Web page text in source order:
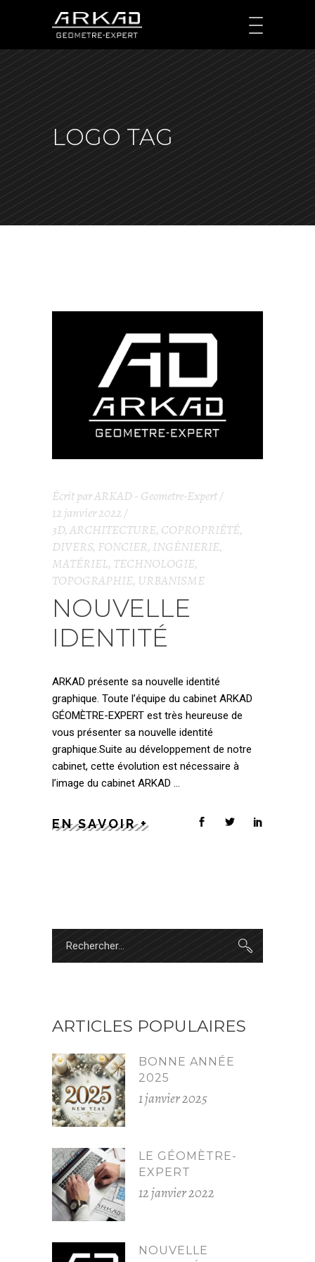
LOGO TAG
Écrit parARKAD - Geometre-Expert
12 janvier 2022
3D, ARCHITECTURE, COPROPRIÉTÉ,
DIVERS, FONCIER, INGÉNIERIE,
MATÉRIEL, TECHNOLOGIE,
TOPOGRAPHIE, URBANISME
NOUVELLE
IDENTITÉ
ARKAD présente sa nouvelle identité
graphique. Toute l’équipe du cabinet ARKAD
GÉOMÈTRE-EXPERT est très heureuse de
vous présenter sa nouvelle identité
graphique.Suite au développement de notre
cabinet, cette évolution est nécessaire à
l’image du cabinet ARKAD
EN SAVOIR +
ARTICLES POPULAIRES
BONNE ANNÉE
2025
1 janvier 2025
LE GÉOMÈTRE-
EXPERT
12 janvier 2022
NOUVELLE